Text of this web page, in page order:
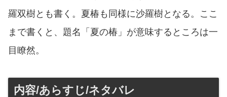
羅双樹とも書く。夏椿も同様に沙羅樹となる。ここ
まで書くと、題名「夏の椿」が意味するところは一
目瞭然。
内容/あらすじ/ネタバレ